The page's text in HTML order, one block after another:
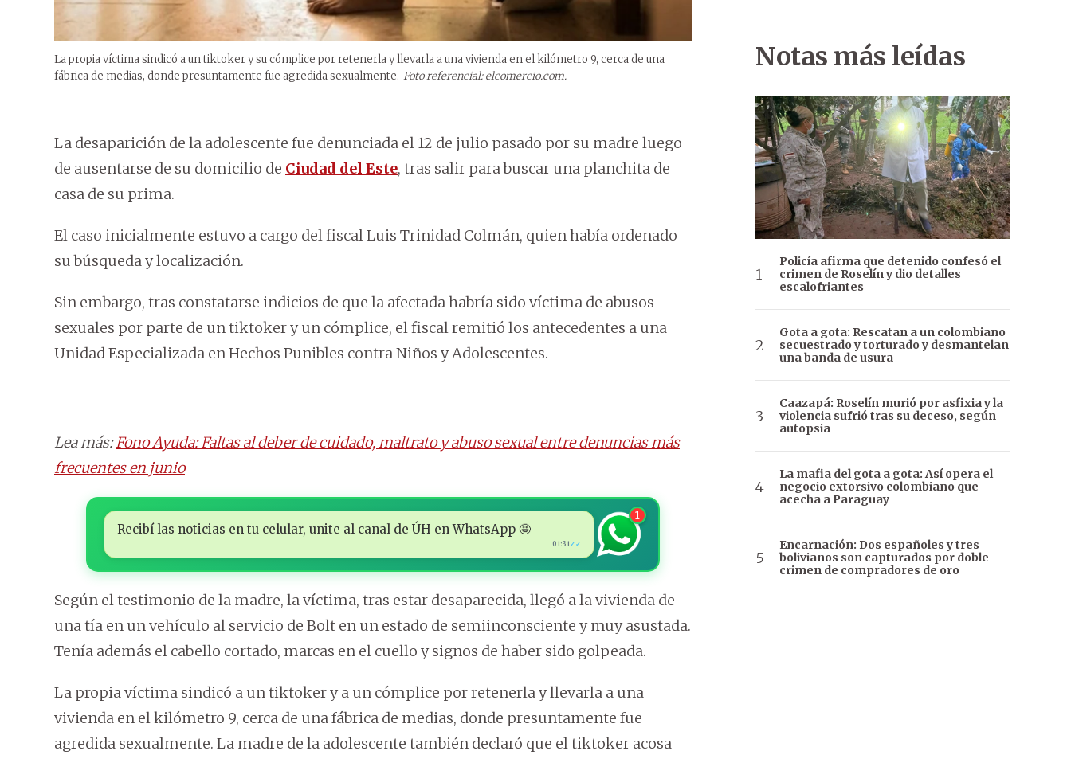
La propia víctima sindicó a un tiktoker y su cómplice por retenerla y llevarla a una vivienda en el kilómetro 9, cerca de una
fábrica de medias, donde presuntamente fue agredida sexualmente. Foto referencial: elcomercio.com.
La desaparición de la adolescente fue denunciada el 12 de julio pasado por su madre luego
de ausentarse de su domicilio de Ciudad del Este, tras salir para buscar una planchita de
casa de su prima.
El caso inicialmente estuvo a cargo del fiscal Luis Trinidad Colmán, quien había ordenado
su búsqueda y localización.
Sin embargo, tras constatarse indicios de que la afectada habría sido víctima de abusos
sexuales por parte de un tiktoker y un cómplice, el fiscal remitió los antecedentes a una
Unidad Especializada en Hechos Punibles contra Niños y Adolescentes.
Lea más:Fono Ayuda: Faltas al deber de cuidado, maltrato y abuso sexual entre denuncias más
frecuentes en junio
Recibí las noticias en tu celular, unite al canal de ÚH en WhatsApp 🤩
01:31✓✓
1
Según el testimonio de la madre, la víctima, tras estar desaparecida, llegó a la vivienda de
una tía en un vehículo al servicio de Bolt en un estado de semiinconsciente y muy asustada.
Tenía además el cabello cortado, marcas en el cuello y signos de haber sido golpeada.
La propia víctima sindicó a un tiktoker y a un cómplice por retenerla y llevarla a una
vivienda en el kilómetro 9, cerca de una fábrica de medias, donde presuntamente fue
agredida sexualmente. La madre de la adolescente también declaró que el tiktoker acosa
Notas más leídas
Policía afirma que detenido confesó el
crimen de Roselín y dio detalles
escalofriantes
Gota a gota: Rescatan a un colombiano
secuestrado y torturado y desmantelan
una banda de usura
Caazapá: Roselín murió por asfixia y la
violencia sufrió tras su deceso, según
autopsia
La mafia del gota a gota: Así opera el
negocio extorsivo colombiano que
acecha a Paraguay
Encarnación: Dos españoles y tres
bolivianos son capturados por doble
crimen de compradores de oro